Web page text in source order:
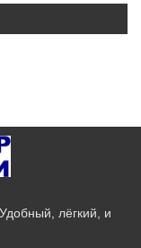
лёгкий, и